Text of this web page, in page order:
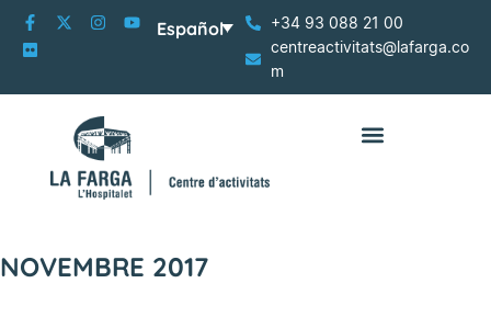
+34 93 088 21 00
centreactivitats@lafarga.co
m
Español
NOVEMBRE 2017